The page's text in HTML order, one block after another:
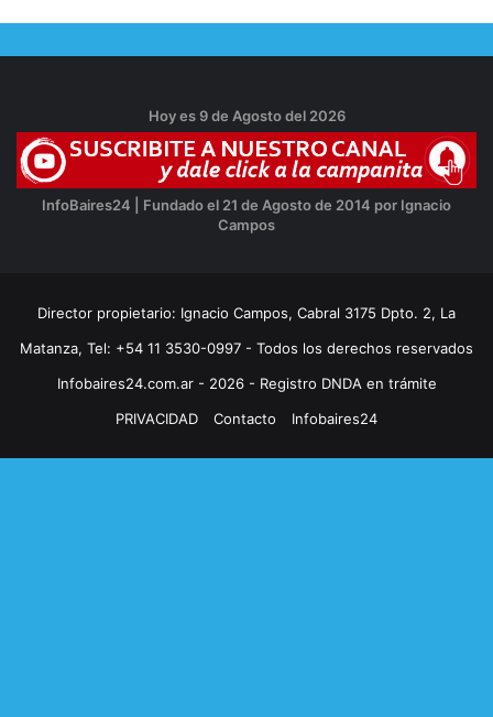
Hoy es 9 de Agosto del 2026
InfoBaires24 | Fundado el 21 de Agosto de 2014 por Ignacio
Campos
Director propietario: Ignacio Campos, Cabral 3175 Dpto. 2, La
Matanza, Tel: +54 11 3530-0997 - Todos los derechos reservados
Infobaires24.com.ar - 2026 - Registro DNDA en trámite
PRIVACIDAD
Contacto Infobaires24